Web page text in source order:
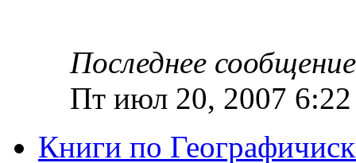
Последнее
Пт июл 20, 2007
Книги по